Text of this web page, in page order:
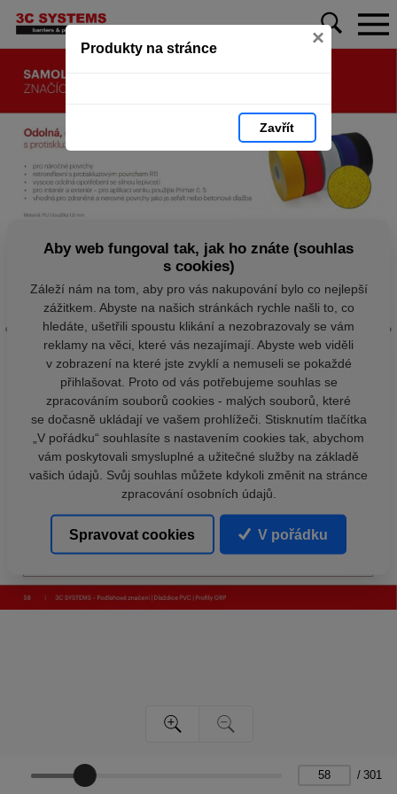
Produkty na stránce ×
Zavřít
/ 301
Aby web fungoval tak, jak ho znáte (souhlas
s cookies)
Záleží nám na tom, aby pro vás nakupování bylo co nejlepší
zážitkem. Abyste na našich stránkách rychle našli to, co
hledáte, ušetřili spoustu klikání a nezobrazovaly se vám
reklamy na věci, které vás nezajímají. Abyste web viděli
v zobrazení na které jste zvyklí a nemuseli se pokaždé
přihlašovat. Proto od vás potřebujeme souhlas se
zpracováním souborů cookies - malých souborů, které
se dočasně ukládají ve vašem prohlížeči. Stisknutím tlačítka
„V pořádku“ souhlasíte s nastavením cookies tak, abychom
vám poskytovali smysluplné a užitečné služby na základě
vašich údajů. Svůj souhlas můžete kdykoli změnit na stránce
zpracování osobních údajů.
Spravovat cookies V pořádku